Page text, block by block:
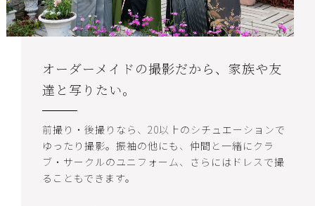
オーダーメイドの撮影だから、家族や友
達と写りたい。
前撮り・後撮りなら、20以上のシチュエーションで
ゆったり撮影。振袖の他にも、仲間と一緒にクラ
ブ・サークルのユニフォーム、さらにはドレスで撮
ることもできます。